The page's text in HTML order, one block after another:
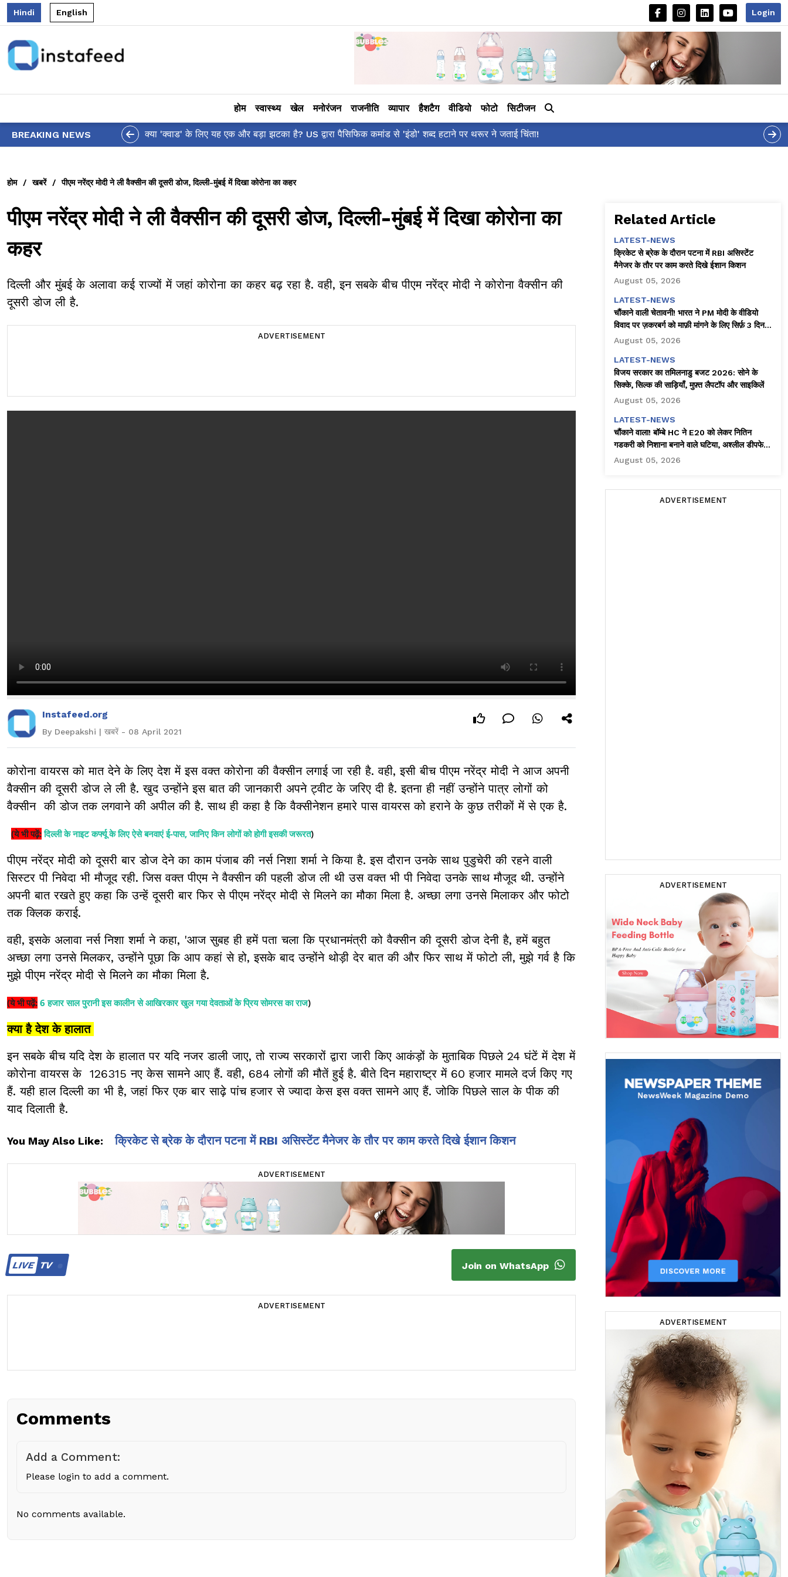
Hindi English Login
होम स्वास्थ्य खेल मनोरंजन राजनीति व्यापार हैशटैग वीडियो फोटो सिटीजन
BREAKING NEWS क्या 'क्वाड' के लिए यह एक और बड़ा झटका है? US द्वारा पैसिफिक कमांड से 'इंडो' शब्द हटाने पर थरूर ने जताई चिंता! आलिया भट्ट का
होम / खबरें / पीएम नरेंद्र मोदी ने ली वैक्सीन की दूसरी डोज, दिल्ली-मुंबई में दिखा कोरोना का कहर
पीएम नरेंद्र मोदी ने ली वैक्सीन की दूसरी डोज, दिल्ली-मुंबई में दिखा कोरोना का
कहर
दिल्ली और मुंबई के अलावा कई राज्यों में जहां कोरोना का कहर बढ़ रहा है. वही, इन सबके बीच पीएम नरेंद्र मोदी ने कोरोना वैक्सीन की
दूसरी डोज ली है.
ADVERTISEMENT
Instafeed.org
By Deepakshi | खबरें - 08 April 2021
कोरोना वायरस को मात देने के लिए देश में इस वक्त कोरोना की वैक्सीन लगाई जा रही है. वही, इसी बीच पीएम नरेंद्र मोदी ने आज अपनी
वैक्सीन की दूसरी डोज ले ली है. खुद उन्होंने इस बात की जानकारी अपने ट्वीट के जरिए दी है. इतना ही नहीं उन्होंने पात्र लोगों को
वैक्सीन की डोज तक लगवाने की अपील की है. साथ ही कहा है कि वैक्सीनेशन हमारे पास वायरस को हराने के कुछ तरीकों में से एक है.
(ये भी पढ़ें: दिल्ली के नाइट कर्फ्यू के लिए ऐसे बनवाएं ई-पास, जानिए किन लोगों को होगी इसकी जरूरत)
पीएम नरेंद्र मोदी को दूसरी बार डोज देने का काम पंजाब की नर्स निशा शर्मा ने किया है. इस दौरान उनके साथ पुडुचेरी की रहने वाली
सिस्टर पी निवेदा भी मौजूद रही. जिस वक्त पीएम ने वैक्सीन की पहली डोज ली थी उस वक्त भी पी निवेदा उनके साथ मौजूद थी. उन्होंने
अपनी बात रखते हुए कहा कि उन्हें दूसरी बार फिर से पीएम नरेंद्र मोदी से मिलने का मौका मिला है. अच्छा लगा उनसे मिलाकर और फोटो
तक क्लिक कराई.
वही, इसके अलावा नर्स निशा शर्मा ने कहा, 'आज सुबह ही हमें पता चला कि प्रधानमंत्री को वैक्सीन की दूसरी डोज देनी है, हमें बहुत
अच्छा लगा उनसे मिलकर, उन्होंने पूछा कि आप कहां से हो, इसके बाद उन्होंने थोड़ी देर बात की और फिर साथ में फोटो ली, मुझे गर्व है कि
मुझे पीएम नरेंद्र मोदी से मिलने का मौका मिला है.
(ये भी पढ़ें: 6 हजार साल पुरानी इस कालीन से आखिरकार खुल गया देवताओं के प्रिय सोमरस का राज)
क्या है देश के हालात
इन सबके बीच यदि देश के हालात पर यदि नजर डाली जाए, तो राज्य सरकारों द्वारा जारी किए आकंड़ों के मुताबिक पिछले 24 घंटें में देश में
कोरोना वायरस के 126315 नए केस सामने आए हैं. वही, 684 लोगों की मौतें हुई है. बीते दिन महाराष्ट्र में 60 हजार मामले दर्ज किए गए
हैं. यही हाल दिल्ली का भी है, जहां फिर एक बार साढ़े पांच हजार से ज्यादा केस इस वक्त सामने आए हैं. जोकि पिछले साल के पीक की
याद दिलाती है.
You May Also Like: क्रिकेट से ब्रेक के दौरान पटना में RBI असिस्टेंट मैनेजर के तौर पर काम करते दिखे ईशान किशन
ADVERTISEMENT
LIVETV Join on WhatsApp
ADVERTISEMENT
Comments
Add a Comment:
Please login to add a comment.
No comments available.
Related Article
LATEST-NEWS
क्रिकेट से ब्रेक के दौरान पटना में RBI असिस्टेंट
मैनेजर के तौर पर काम करते दिखे ईशान किशन
August 05, 2026
LATEST-NEWS
चौंकाने वाली चेतावनी! भारत ने PM मोदी के वीडियो
विवाद पर ज़करबर्ग को माफ़ी मांगने के लिए सिर्फ़ 3 दिन
दिए
August 05, 2026
LATEST-NEWS
विजय सरकार का तमिलनाडु बजट 2026: सोने के
सिक्के, सिल्क की साड़ियाँ, मुफ़्त लैपटॉप और साइकिलें
August 05, 2026
LATEST-NEWS
चौंकाने वाला! बॉम्बे HC ने E20 को लेकर नितिन
गडकरी को निशाना बनाने वाले घटिया, अश्लील डीपफेक
को तुरंत हटाने का आदेश दिया
August 05, 2026
ADVERTISEMENT
ADVERTISEMENT
ADVERTISEMENT